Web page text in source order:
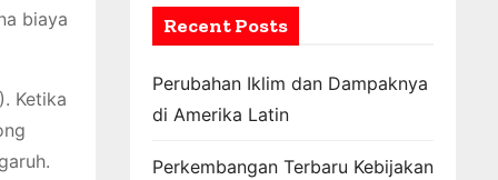
biaya
Ketika
Recent Posts
Perubahan Iklim dan Dampaknya
di Amerika Latin
Perkembangan Terbaru Kebijakan